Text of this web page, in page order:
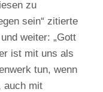
zu
sein“ zitierte
weiter: „Gott
ist mit uns als
tun, wenn
auch mit